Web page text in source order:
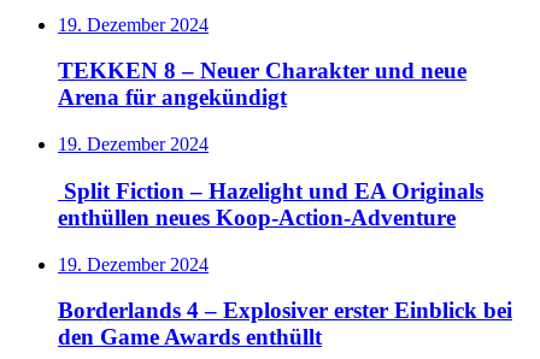
19. Dezember 2024
TEKKEN 8 – Neuer Charakter und neue
Arena für angekündigt
19. Dezember 2024
Split Fiction – Hazelight und EA Originals
enthüllen neues Koop-Action-Adventure
19. Dezember 2024
Borderlands 4 – Explosiver erster Einblick bei
den Game Awards enthüllt